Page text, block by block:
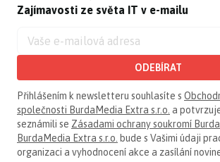
Zajímavosti ze světa IT v e-mailu
ODEBÍRAT
Přihlášením k newsletteru souhlasíte s
společnosti BurdaMedia Extra s.r.o. a
seznámili se Zásadami ochrany soukromí
BurdaMedia Extra s.r.o. bude s Vašimi údaji
organizaci a vyhodnocení akce a zasílání